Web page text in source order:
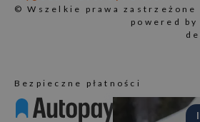
© Wszelkie prawa zastrzeżone
powered by
Bezpieczne płatności